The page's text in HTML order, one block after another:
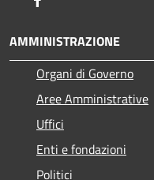
AMMINISTRAZIONE
Organi di Governo
Aree Amministrative
Uffici
Enti e fondazioni
Politici